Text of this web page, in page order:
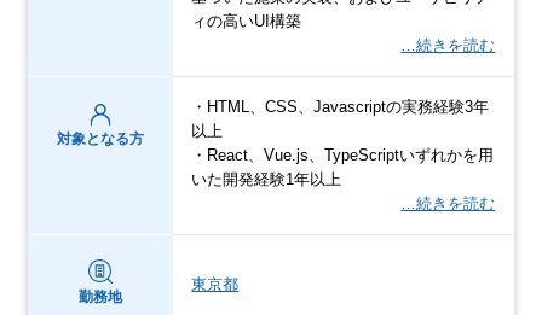
ィの高いUI構築
…続きを読む
対象となる方
・HTML、CSS、Javascriptの実務経験3年
以上
・React、Vue.js、TypeScriptいずれかを用
いた開発経験1年以上
…続きを読む
勤務地
東京都